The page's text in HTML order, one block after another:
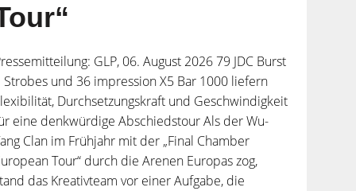
GLP, 06. August 2026 79 JDC Burst
Strobes und 36 impression X5 Bar 1000 liefern
Durchsetzungskraft und Geschwindigkeit
eine denkwürdige Abschiedstour Als der Wu-
Clan im Frühjahr mit der „Final Chamber
Tour“ durch die Arenen Europas zog,
das Kreativteam vor einer Aufgabe, die